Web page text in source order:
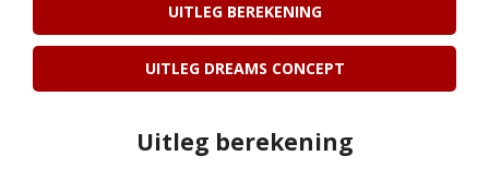
UITLEG BEREKENING
UITLEG DREAMS CONCEPT
Uitleg berekening